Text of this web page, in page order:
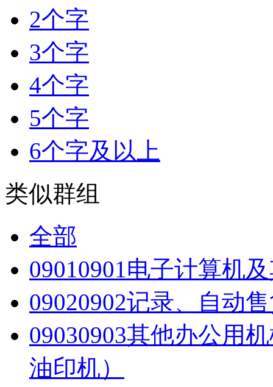
2个字
3个字
4个字
5个字
6个字及以上
类似群组
全部
09010901电子计算机
09020902记录、自动
09030903其他办公用
油印机）